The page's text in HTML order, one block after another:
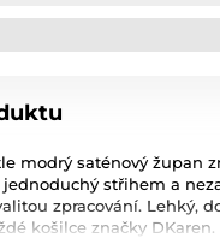
modrý saténový župan
střihem a
zpracování. Lehký,
košilce značky